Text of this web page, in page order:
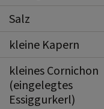
Salz
kleine Kapern
kleines Cornichon
(eingelegtes
Essiggurkerl)